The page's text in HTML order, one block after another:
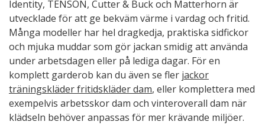
Identity, TENSON, Cutter & Buck och Matterhorn är
utvecklade för att ge bekväm värme i vardag och fritid.
Många modeller har hel dragkedja, praktiska sidfickor
och mjuka muddar som gör jackan smidig att använda
under arbetsdagen eller på lediga dagar. För en
komplett garderob kan du även se fler jackor
träningskläder fritidskläder dam, eller komplettera med
exempelvis arbetsskor dam och vinteroverall dam när
klädseln behöver anpassas för mer krävande miljöer.